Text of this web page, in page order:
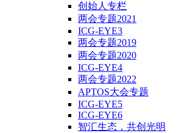
创始人专栏
两会专题2021
ICG-EYE3
两会专题2019
两会专题2020
ICG-EYE4
两会专题2022
APTOS大会专题
ICG-EYE5
ICG-EYE6
智汇生态，共创光明